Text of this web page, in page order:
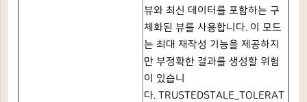
뷰와 최신 데이터를 포함하는 구
체화된 뷰를 사용합니다. 이 모드
는 최대 재작성 기능을 제공하지
만 부정확한 결과를 생성할 위험
이 있습니
다. TRUSTEDSTALE_TOLERAT